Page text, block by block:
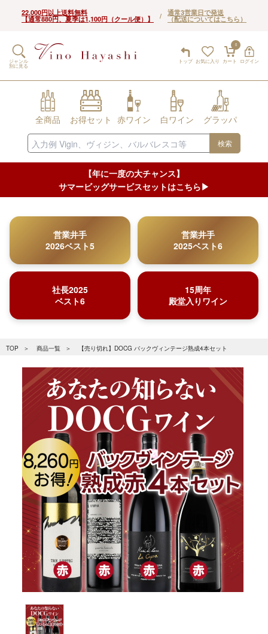
22,000円以上送料無料
【通常880円、夏季は1,100円（クール便）】 / 通常3営業日で発送
（配送についてはこちら）
トップ お気に入り
0
カート ログイン
ジャンル
別に見る
全商品 お得セット 赤ワイン 白ワイン グラッパ
検索
【年に一度の大チャンス】
サマービッグサービスセットはこちら▶︎
営業井手
2026ベスト5
営業井手
2025ベスト6
社長2025
ベスト6
15周年
殿堂入りワイン
TOP 商品一覧 【売り切れ】DOCG バックヴィンテージ熟成4本セット